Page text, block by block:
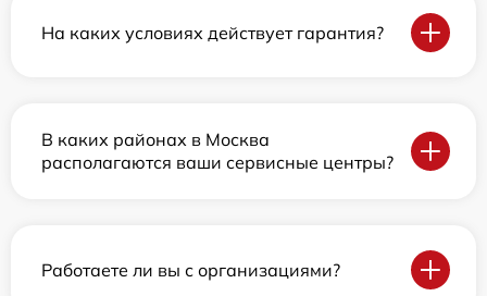
На каких условиях действует гарантия?
В каких районах в Москва
располагаются ваши сервисные центры?
Работаете ли вы с организациями?